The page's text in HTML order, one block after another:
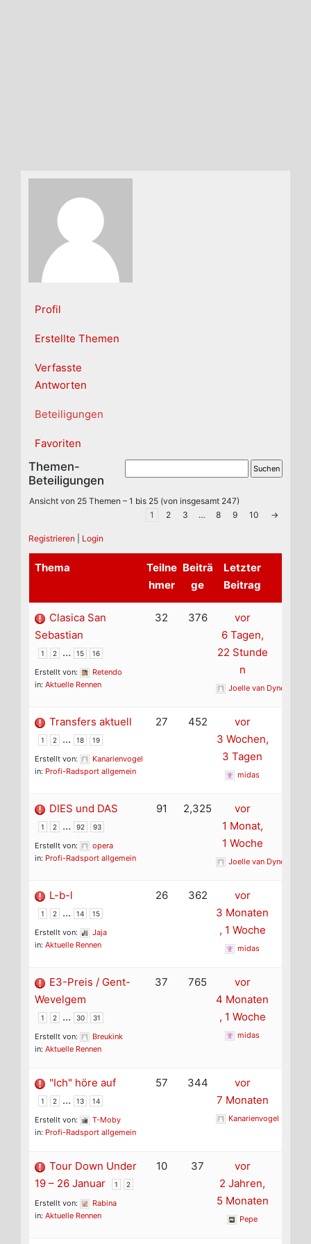
Profil
Erstellte Themen
Verfasste
Antworten
Beteiligungen
Favoriten
Themen-
Beteiligungen
Ansicht von 25 Themen – 1 bis 25 (von insgesamt 247)
1
2 3 … 8 9 10 →
Registrieren Login
Thema
Teilne
hmer
Beiträ
ge
Letzter
Beitrag
Clasica San
Sebastian
1 2 … 15 16
Erstellt von:
Retendo
in: Aktuelle Rennen
32 376
vor
6 Tagen,
22 Stunde
n
Joelle van Dyne
Transfers aktuell
1 2 … 18 19
Erstellt von:
Kanarienvogel
in: Profi-Radsport allgemein
27 452
vor
3 Wochen,
3 Tagen
midas
DIES und DAS
1 2 … 92 93
Erstellt von:
opera
in: Profi-Radsport allgemein
91 2,325
vor
1 Monat,
1 Woche
Joelle van Dyne
L-b-l
1 2 … 14 15
Erstellt von:
Jaja
in: Aktuelle Rennen
26 362
vor
3 Monaten
, 1 Woche
midas
E3-Preis / Gent-
Wevelgem
1 2 … 30 31
Erstellt von:
Breukink
in: Aktuelle Rennen
37 765
vor
4 Monaten
, 1 Woche
midas
"Ich" höre auf
1 2 … 13 14
Erstellt von:
T-Moby
in: Profi-Radsport allgemein
57 344
vor
7 Monaten
Kanarienvogel
Tour Down Under
19 – 26 Januar
1 2
Erstellt von:
Rabina
in: Aktuelle Rennen
10 37
vor
2 Jahren,
5 Monaten
Pepe